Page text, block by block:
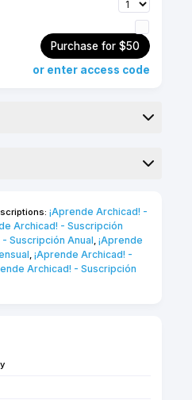
Purchase for $50
or enter access code
autoguiado
10 puntos ★
Objetos personalizados
temas esenciales
de Bibliotecas,
¡Aprende Archicad! -
Archicad! - Suscripción
Suscripción Anual, ¡Aprende
, ¡Aprende Archicad! -
Archicad! - Suscripción